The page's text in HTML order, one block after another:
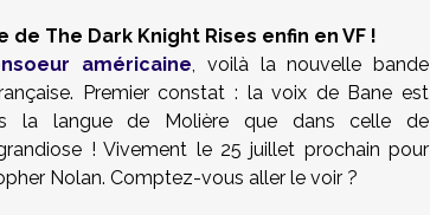
de The Dark Knight Rises enfin en VF !
américaine, voilà la nouvelle bande
Premier constat : la voix de Bane est
la langue de Molière que dans celle de
! Vivement le 25 juillet prochain pour
Nolan. Comptez-vous aller le voir ?